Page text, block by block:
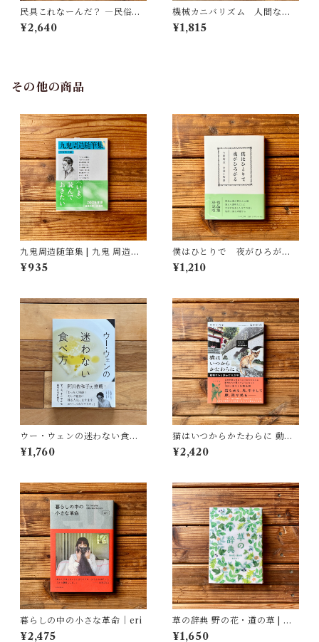
民具これなーんだ？ ―民俗学
者・宮本常一が美術大学に遺
した民具コレクション | 加藤幸
¥2,640
機械カニバリズム 人間なき
あとの人類学へ｜久保 明教
¥1,815
その他の商品
九鬼周造随筆集 | 九鬼 周造
(著), 菅野 昭正(編)
¥935
僕はひとりで 夜がひろがる
立原道造 全詩＋物語｜立原
道造, 杉田 淳子(編)
¥1,210
ウー・ウェンの迷わない食べ
方 | ウー・ウェン
¥1,760
猫はいつからかたわらに 動物
たちと歩んだ１万年 | 太田 匡
彦
¥2,420
暮らしの中の小さな革命｜eri
¥2,475
草の辞典 野の花・道の草 | 森
乃おと, ささきみえこ（イラス
¥1,650